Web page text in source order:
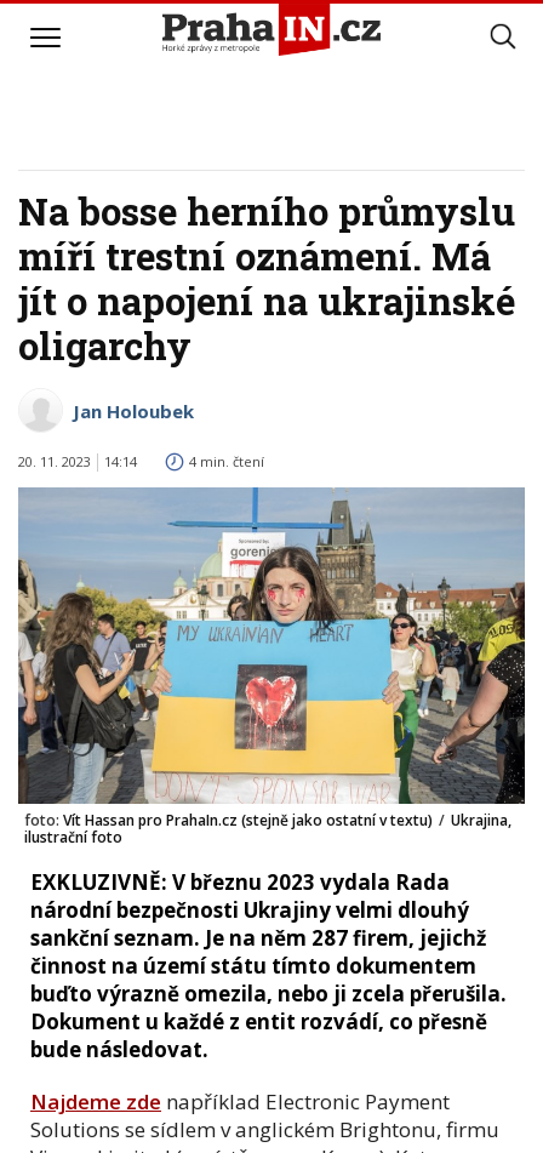
Na bosse herního průmyslu
míří trestní oznámení. Má
jít o napojení na ukrajinské
oligarchy
Jan Holoubek
20. 11. 2023 14:14 4 min. čtení
foto: Vít Hassan pro PrahaIn.cz (stejně jako ostatní v textu) / Ukrajina,
ilustrační foto
EXKLUZIVNĚ: V březnu 2023 vydala Rada
národní bezpečnosti Ukrajiny velmi dlouhý
sankční seznam. Je na něm 287 firem, jejichž
činnost na území státu tímto dokumentem
buďto výrazně omezila, nebo ji zcela přerušila.
Dokument u každé z entit rozvádí, co přesně
bude následovat.
Najdeme zde například Electronic Payment
Solutions se sídlem v anglickém Brightonu, firmu